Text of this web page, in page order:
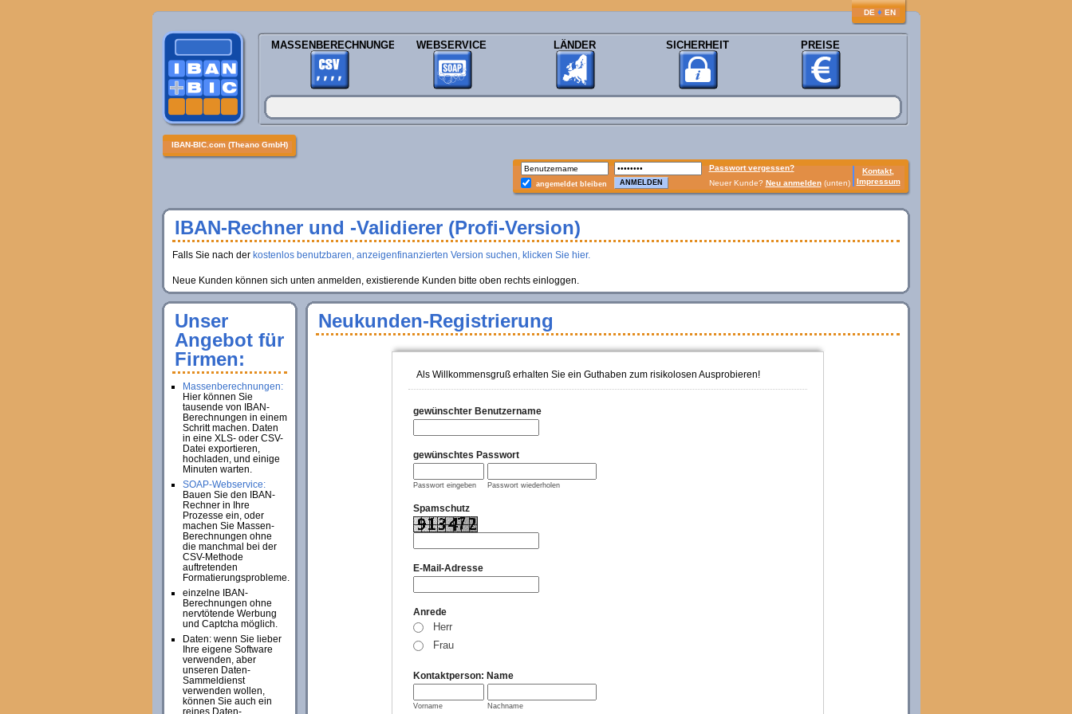
DE ♦ EN
MASSENBERECHNUNGEN WEBSERVICE LÄNDER SICHERHEIT PREISE
IBAN-BIC.com (Theano GmbH)
Passwort vergessen?
Kontakt,
Impressum
angemeldet bleiben Neuer Kunde? Neu anmelden(unten)
IBAN-Rechner und -Validierer (Profi-Version)
Falls Sie nach der kostenlos benutzbaren, anzeigenfinanzierten Version suchen, klicken Sie hier.
Neue Kunden können sich unten anmelden, existierende Kunden bitte oben rechts einloggen.
Neukunden-Registrierung
Als Willkommensgruß erhalten Sie ein Guthaben zum risikolosen Ausprobieren!
gewünschter Benutzername
gewünschtes Passwort
Passwort eingeben Passwort wiederholen
Spamschutz
E-Mail-Adresse
Anrede
Herr
Frau
Kontaktperson: Name
Vorname Nachname
Unser
Angebot für
Firmen:
Massenberechnungen:
Hier können Sie
tausende von IBAN-
Berechnungen in einem
Schritt machen. Daten
in eine XLS- oder CSV-
Datei exportieren,
hochladen, und einige
Minuten warten.
SOAP-Webservice:
Bauen Sie den IBAN-
Rechner in Ihre
Prozesse ein, oder
machen Sie Massen-
Berechnungen ohne
die manchmal bei der
CSV-Methode
auftretenden
Formatierungsprobleme.
einzelne IBAN-
Berechnungen ohne
nervtötende Werbung
und Captcha möglich.
Daten: wenn Sie lieber
Ihre eigene Software
verwenden, aber
unseren Daten-
Sammeldienst
verwenden wollen,
können Sie auch ein
reines Daten-